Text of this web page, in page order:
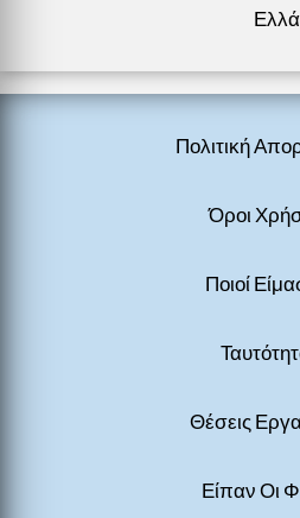
Πολιτική
Όροι
Ποιοί
Θέσεις
Είπαν Οι